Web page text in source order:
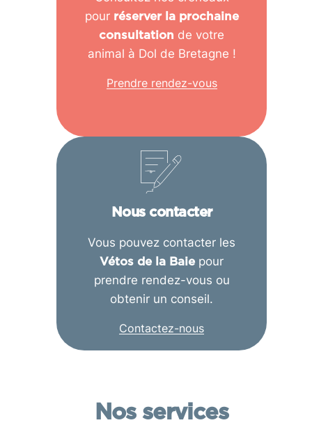
pour réserver la prochaine
consultation de votre
animal à Dol de Bretagne !
Prendre rendez-vous
Nous contacter
Vous pouvez contacter les
Vétos de la Baie pour
prendre rendez-vous ou
obtenir un conseil.
Contactez-nous
Nos services